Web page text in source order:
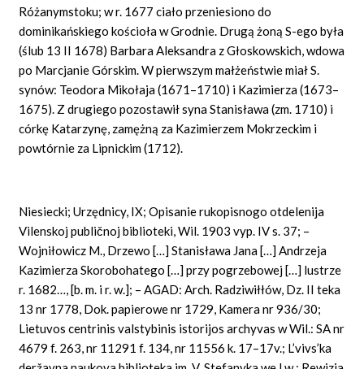
Różanymstoku; w r. 1677 ciało przeniesiono do
dominikańskiego kościoła w Grodnie. Drugą żoną S-ego była
(ślub 13 II 1678) Barbara Aleksandra z Głoskowskich, wdowa
po Marcjanie Górskim. W pierwszym małżeństwie miał S.
synów: Teodora Mikołaja (1671–1710) i Kazimierza (1673–
1675). Z drugiego pozostawił syna Stanisława (zm. 1710) i
córkę Katarzynę, zamężną za Kazimierzem Mokrzeckim i
powtórnie za Lipnickim (1712).
Niesiecki; Urzędnicy, IX; Opisanie rukopisnogo otdelenija
Vilenskoj publičnoj biblioteki, Wil. 1903 vyp. IV s. 37; –
Wojniłowicz M., Drzewo […] Stanisława Jana […] Andrzeja
Kazimierza Skorobohatego […] przy pogrzebowej […] lustrze
r. 1682…, [b. m. i r. w.]; – AGAD: Arch. Radziwiłłów, Dz. II teka
13 nr 1778, Dok. papierowe nr 1729, Kamera nr 936/30;
Lietuvos centrinis valstybinis istorijos archyvas w Wil.: SA nr
4679 f. 263, nr 11291 f. 134, nr 11556 k. 17–17v.; L’vivs’ka